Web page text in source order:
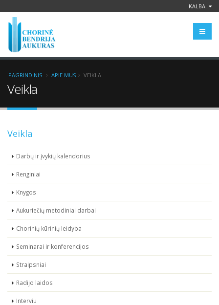
KALBA
PAGRINDINIS APIE MUS VEIKLA
Veikla
Veikla
Darbų ir įvykių kalendorius
Renginiai
Knygos
Aukuriečių metodiniai darbai
Chorinių kūrinių leidyba
Seminarai ir konferencijos
Straipsniai
Radijo laidos
Interviu